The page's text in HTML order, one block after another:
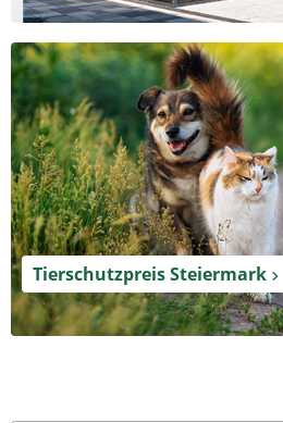
Tierschutzpreis Steiermark